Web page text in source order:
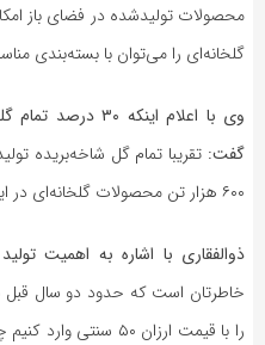
محصولات تولیدشده در فضای باز
گلخانه‌ای را می‌توان با بسته‌بندی
وی با اعلام
گفت: تقریبا تمام گل شاخه‌بریده
۶۰۰ هزار تن محصولات گلخانه‌ای در این استان صادر می‌شود.
ذوالفقاری با اشاره به اهمیت
خاطرتان است که حدود دو سال قبل
را با قیمت ارزان ۵۰